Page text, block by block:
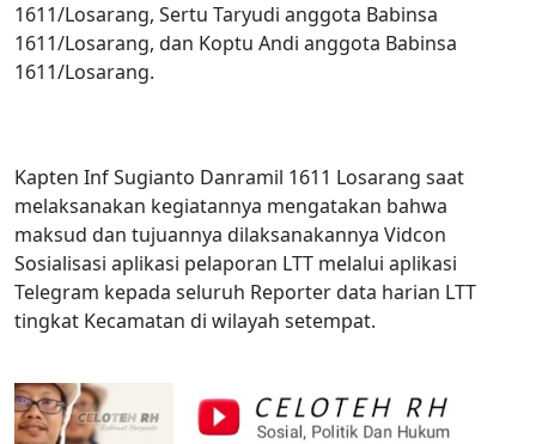
1611/Losarang, Sertu Taryudi anggota Babinsa
1611/Losarang, dan Koptu Andi anggota Babinsa
1611/Losarang.
Kapten Inf Sugianto Danramil 1611 Losarang saat
melaksanakan kegiatannya mengatakan bahwa
maksud dan tujuannya dilaksanakannya Vidcon
Sosialisasi aplikasi pelaporan LTT melalui aplikasi
Telegram kepada seluruh Reporter data harian LTT
tingkat Kecamatan di wilayah setempat.